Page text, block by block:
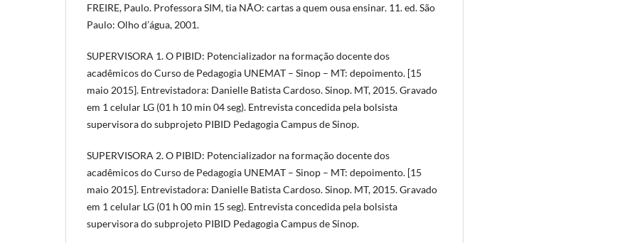
FREIRE, Paulo. Professora SIM, tia NÃO: cartas a quem ousa ensinar. 11. ed. São
Paulo: Olho d’água, 2001.
SUPERVISORA 1. O PIBID: Potencializador na formação docente dos
acadêmicos do Curso de Pedagogia UNEMAT – Sinop – MT: depoimento. [15
maio 2015]. Entrevistadora: Danielle Batista Cardoso. Sinop. MT, 2015. Gravado
em 1 celular LG (01 h 10 min 04 seg). Entrevista concedida pela bolsista
supervisora do subprojeto PIBID Pedagogia Campus de Sinop.
SUPERVISORA 2. O PIBID: Potencializador na formação docente dos
acadêmicos do Curso de Pedagogia UNEMAT – Sinop – MT: depoimento. [15
maio 2015]. Entrevistadora: Danielle Batista Cardoso. Sinop. MT, 2015. Gravado
em 1 celular LG (01 h 00 min 15 seg). Entrevista concedida pela bolsista
supervisora do subprojeto PIBID Pedagogia Campus de Sinop.